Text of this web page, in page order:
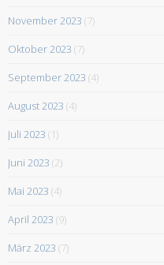
November 2023 (7)
Oktober 2023 (7)
September 2023 (4)
August 2023 (4)
Juli 2023 (1)
Juni 2023 (2)
Mai 2023 (4)
April 2023 (9)
März 2023 (7)